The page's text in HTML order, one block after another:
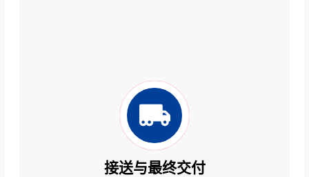
接送与最终交付